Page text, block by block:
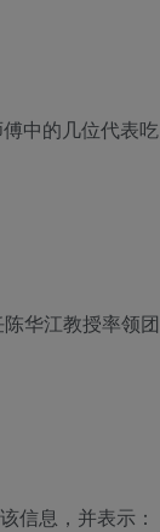
中的几位代表吃
华江教授率领团
信息，并表示：